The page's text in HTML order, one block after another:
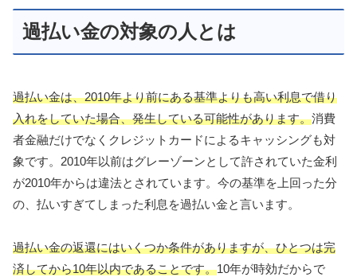
過払い金の対象の人とは
過払い金は、2010年より前にある基準よりも高い利息で借り
入れをしていた場合、発生している可能性があります。消費
者金融だけでなくクレジットカードによるキャッシングも対
象です。2010年以前はグレーゾーンとして許されていた金利
が2010年からは違法とされています。今の基準を上回った分
の、払いすぎてしまった利息を過払い金と言います。
過払い金の返還にはいくつか条件がありますが、ひとつは完
済してから10年以内であることです。10年が時効だからで